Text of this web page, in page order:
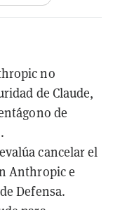
no
de Claude,
de
cancelar el
Anthropic e
Defensa.